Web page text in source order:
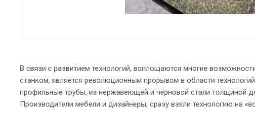
В связи с развитием технологий, воплощаются многие
станком, является революционным прорывом в области
профильные трубы, из нержавеющей и черновой стали толщиной
Производители мебели и дизайнеры, сразу взяли технологию на